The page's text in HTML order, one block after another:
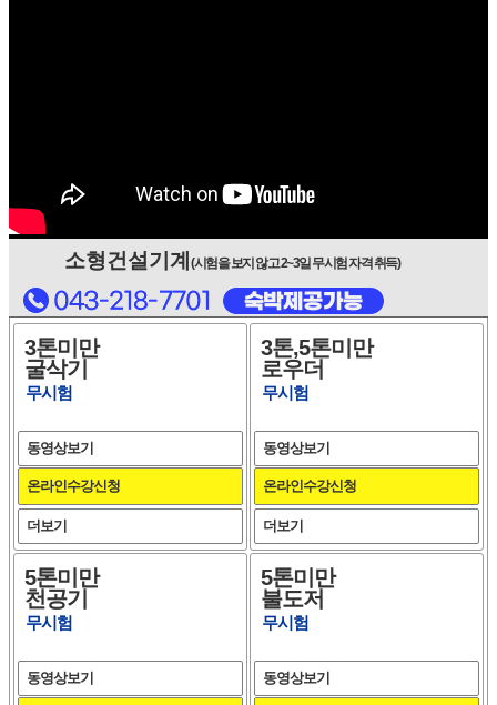
소형건설기계 (시험을 보지 않고 2~3일 무시험 자격 취득)
3톤미만
굴삭기
무시험
더보기
온라인수강신청
동영상보기
3톤,5톤미만
로우더
무시험
더보기
온라인수강신청
동영상보기
5톤미만
천공기
무시험
동영상보기
5톤미만
불도저
무시험
동영상보기